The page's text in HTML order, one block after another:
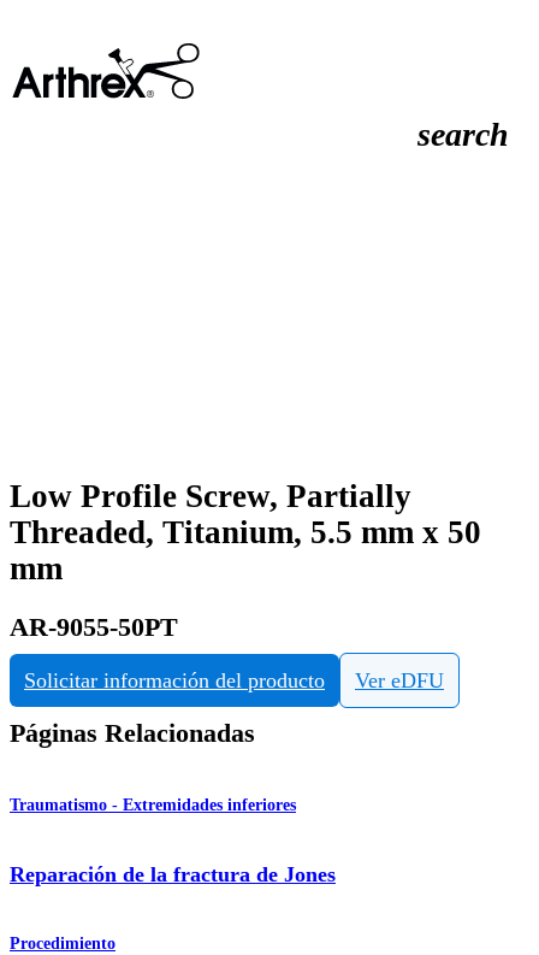
search
Low Profile Screw, Partially
Threaded, Titanium, 5.5 mm x 50
mm
AR-9055-50PT
Solicitar información del producto Ver eDFU
Páginas Relacionadas
Traumatismo - Extremidades inferiores
Reparación de la fractura de Jones
Procedimiento